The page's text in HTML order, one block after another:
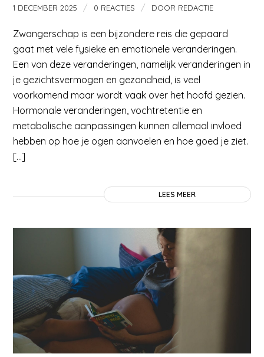
1 DECEMBER 2025 / 0 REACTIES / DOOR REDACTIE
Zwangerschap is een bijzondere reis die gepaard
gaat met vele fysieke en emotionele veranderingen.
Een van deze veranderingen, namelijk veranderingen in
je gezichtsvermogen en gezondheid, is veel
voorkomend maar wordt vaak over het hoofd gezien.
Hormonale veranderingen, vochtretentie en
metabolische aanpassingen kunnen allemaal invloed
hebben op hoe je ogen aanvoelen en hoe goed je ziet.
[…]
LEES MEER